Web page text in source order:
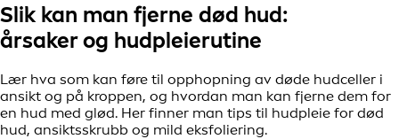
Slik kan man fjerne død hud:
årsaker og hudpleierutine
Lær hva som kan føre til opphopning av døde hudceller i
ansikt og på kroppen, og hvordan man kan fjerne dem for
en hud med glød. Her finner man tips til hudpleie for død
hud, ansiktsskrubb og mild eksfoliering.